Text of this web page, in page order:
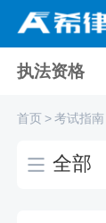
执法资格
首页>考试指南
全部